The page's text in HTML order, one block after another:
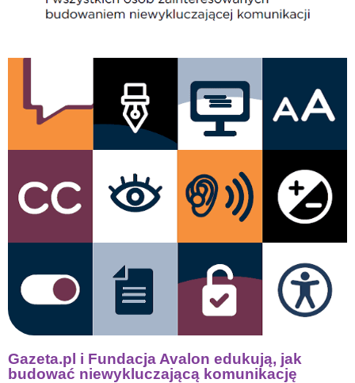
Gazeta.pl i Fundacja Avalon edukują, jak
budować niewykluczającą komunikację